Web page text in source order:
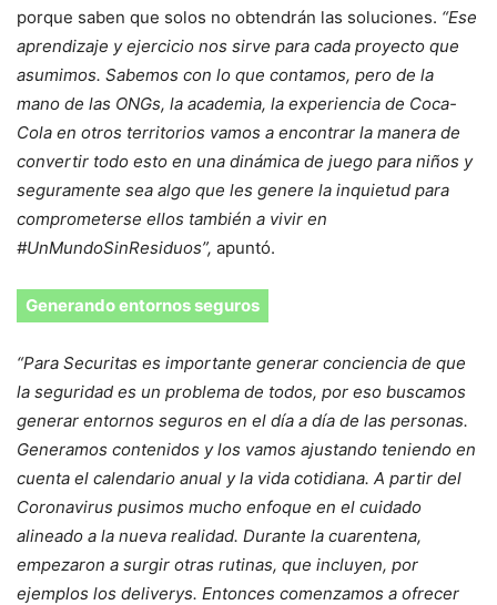
porque saben que solos no obtendrán las soluciones. “Ese
aprendizaje y ejercicio nos sirve para cada proyecto que
asumimos. Sabemos con lo que contamos, pero de la
mano de las ONGs, la academia, la experiencia de Coca-
Cola en otros territorios vamos a encontrar la manera de
convertir todo esto en una dinámica de juego para niños y
seguramente sea algo que les genere la inquietud para
comprometerse ellos también a vivir en
#UnMundoSinResiduos”, apuntó.
Generando entornos seguros
“Para Securitas es importante generar conciencia de que
la seguridad es un problema de todos, por eso buscamos
generar entornos seguros en el día a día de las personas.
Generamos contenidos y los vamos ajustando teniendo en
cuenta el calendario anual y la vida cotidiana. A partir del
Coronavirus pusimos mucho enfoque en el cuidado
alineado a la nueva realidad. Durante la cuarentena,
empezaron a surgir otras rutinas, que incluyen, por
ejemplos los deliverys. Entonces comenzamos a ofrecer